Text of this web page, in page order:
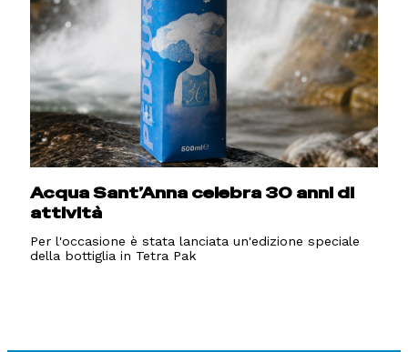
Acqua Sant’Anna celebra 30 anni di
attività
Per l'occasione è stata lanciata un'edizione speciale
della bottiglia in Tetra Pak